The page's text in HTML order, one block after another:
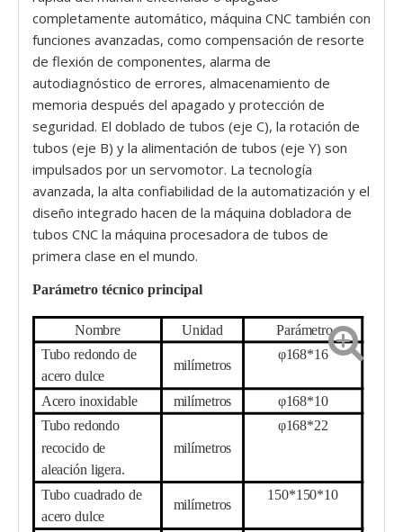
completamente automático, máquina CNC también con
funciones avanzadas, como compensación de resorte
de flexión de componentes, alarma de
autodiagnóstico de errores, almacenamiento de
memoria después del apagado y protección de
seguridad. El doblado de tubos (eje C), la rotación de
tubos (eje B) y la alimentación de tubos (eje Y) son
impulsados ​​por un servomotor. La tecnología
avanzada, la alta confiabilidad de la automatización y el
diseño integrado hacen de la máquina dobladora de
tubos CNC la máquina procesadora de tubos de
primera clase en el mundo.
Parámetro técnico principal
Nombre Unidad Parámetro
Tubo redondo de
acero dulce
milímetros
φ168*16
Acero inoxidable milímetros φ168*10
Tubo redondo
recocido de
aleación ligera.
milímetros
φ168*22
Tubo cuadrado de
acero dulce
milímetros
1 50*1 50*10